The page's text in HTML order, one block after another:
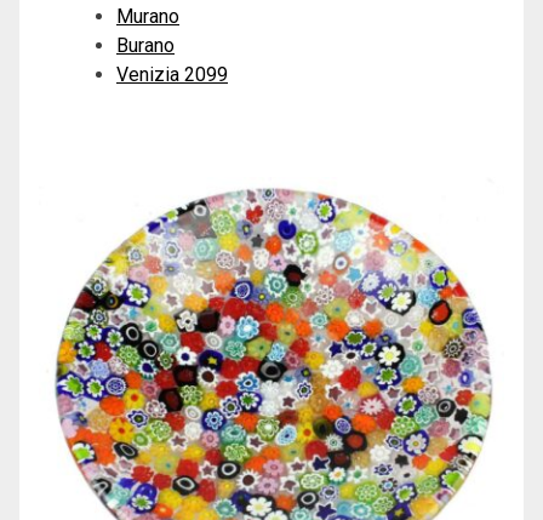
Murano
Burano
Venizia 2099